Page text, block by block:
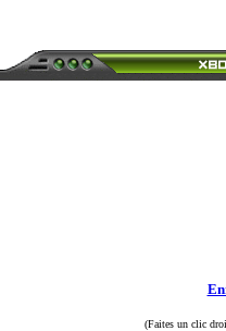
(Faites un clic